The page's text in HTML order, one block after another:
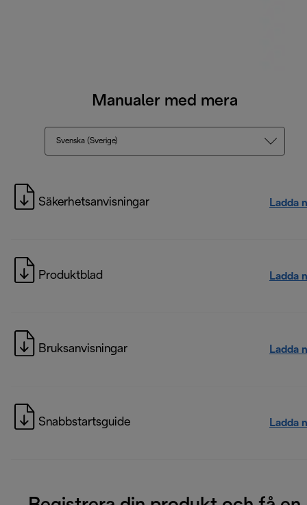
Manualer med mera
Svenska (Sverige)
Säkerhetsanvisningar Ladda
Produktblad Ladda
Bruksanvisningar Ladda
Snabbstartsguide Ladda